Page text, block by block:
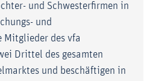
und Schwesterfirmen in
und
des vfa
Drittel des gesamten
und beschäftigen in